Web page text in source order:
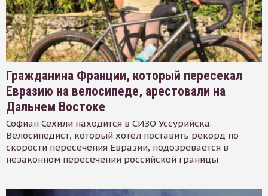
Гражданина Франции, который пересекал
Евразию на велосипеде, арестовали на
Дальнем Востоке
Софиан Сехили находится в СИЗО Уссурийска.
Велосипедист, который хотел поставить рекорд по
скорости пересечения Евразии, подозревается в
незаконном пересечении российской границы